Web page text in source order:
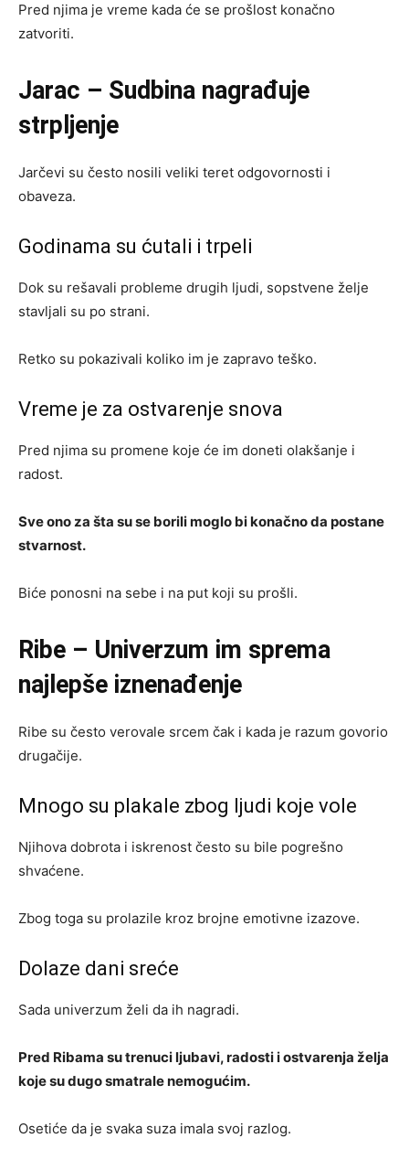
Pred njima je vreme kada će se prošlost konačno
zatvoriti.
Jarac – Sudbina nagrađuje
strpljenje
Jarčevi su često nosili veliki teret odgovornosti i
obaveza.
Godinama su ćutali i trpeli
Dok su rešavali probleme drugih ljudi, sopstvene želje
stavljali su po strani.
Retko su pokazivali koliko im je zapravo teško.
Vreme je za ostvarenje snova
Pred njima su promene koje će im doneti olakšanje i
radost.
Sve ono za šta su se borili moglo bi konačno da postane
stvarnost.
Biće ponosni na sebe i na put koji su prošli.
Ribe – Univerzum im sprema
najlepše iznenađenje
Ribe su često verovale srcem čak i kada je razum govorio
drugačije.
Mnogo su plakale zbog ljudi koje vole
Njihova dobrota i iskrenost često su bile pogrešno
shvaćene.
Zbog toga su prolazile kroz brojne emotivne izazove.
Dolaze dani sreće
Sada univerzum želi da ih nagradi.
Pred Ribama su trenuci ljubavi, radosti i ostvarenja želja
koje su dugo smatrale nemogućim.
Osetiće da je svaka suza imala svoj razlog.